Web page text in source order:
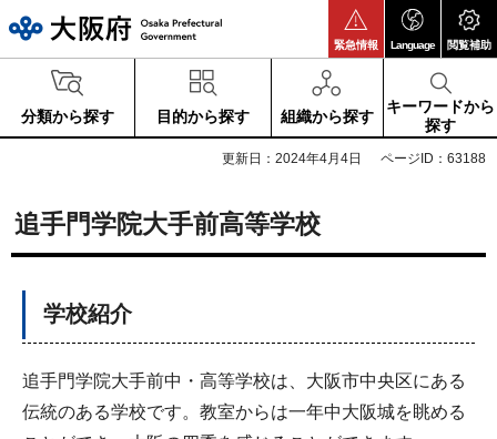
緊急情報 Language 閲覧補助
分類から探す 目的から探す 組織から探す
キーワードから
探す
更新日：2024年4月4日 ページID：63188
追手門学院大手前高等学校
学校紹介
追手門学院大手前中・高等学校は、大阪市中央区にある
伝統のある学校です。教室からは一年中大阪城を眺める